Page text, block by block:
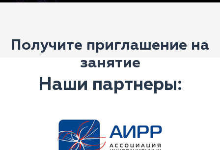
Получите приглашение на
занятие
Наши партнеры: